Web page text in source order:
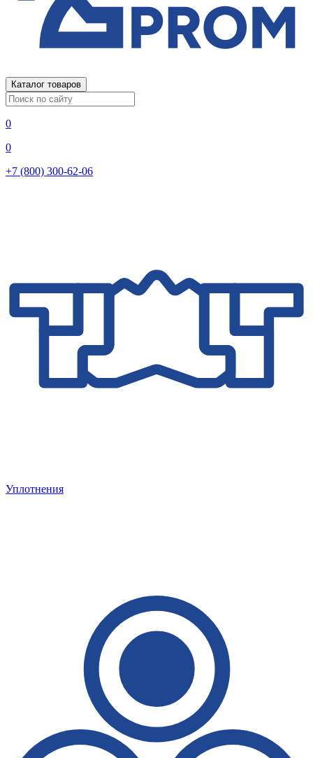
Каталог товаров
0
0
+7 (800) 300-62-06
Уплотнения